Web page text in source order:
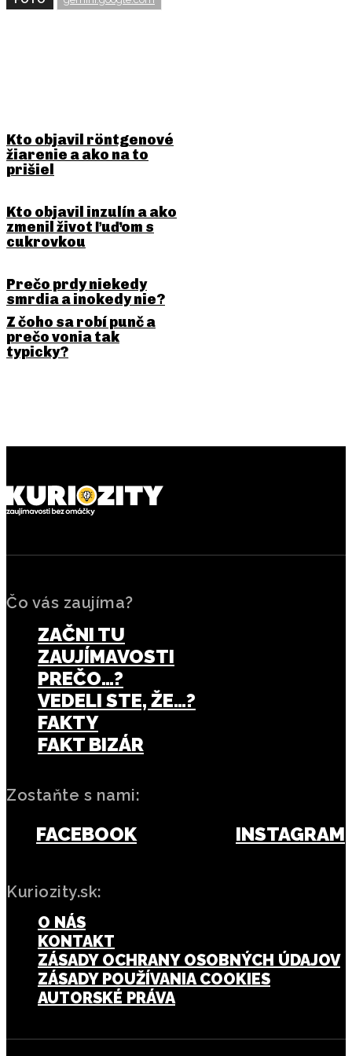
Kto objavil röntgenové
žiarenie a ako na to
prišiel
Kto objavil inzulín a ako
zmenil život ľuďom s
cukrovkou
Prečo prdy niekedy
smrdia a inokedy nie?
Z čoho sa robí punč a
prečo vonia tak
typicky?
Čo vás zaujíma?
ZAČNI TU
ZAUJÍMAVOSTI
PREČO…?
VEDELI STE, ŽE…?
FAKTY
FAKT BIZÁR
Zostaňte s nami:
FACEBOOK INSTAGRAM
Kuriozity.sk:
O NÁS
KONTAKT
ZÁSADY OCHRANY OSOBNÝCH ÚDAJOV
ZÁSADY POUŽÍVANIA COOKIES
AUTORSKÉ PRÁVA